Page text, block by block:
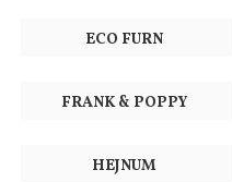
ECO FURN
FRANK & POPPY
HEJNUM